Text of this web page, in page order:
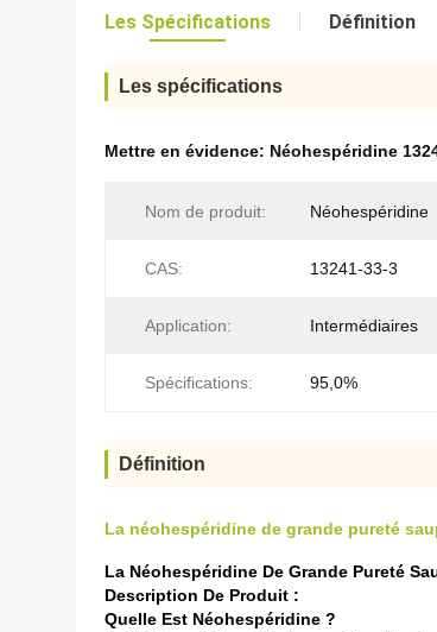
Les Spécifications Définition
Les spécifications
Mettre en évidence: Néohespéridine
Nom de produit: Néohespéridine
CAS: 13241-33-3
Application: Intermédiaires
Spécifications: 95,0%
Définition
La néohespéridine de grande pureté
La Néohespéridine De Grande Pureté
Description De Produit :
Quelle Est Néohespéridine ?